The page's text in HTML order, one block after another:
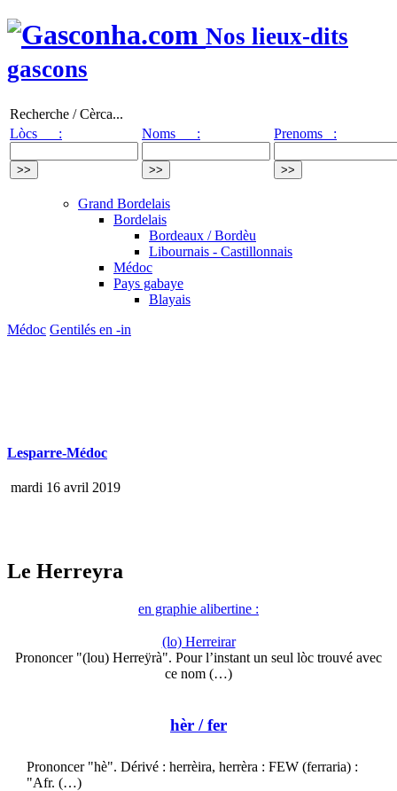
Nos lieux-dits
gascons
Recherche / Cèrca...
Lòcs :
Noms : Prenoms :
Grand Bordelais
Bordelais
Bordeaux / Bordèu
Libournais - Castillonnais
Médoc
Pays gabaye
Blayais
Médoc Gentilés en -in
Lesparre-Médoc
mardi 16 avril 2019
Le Herreyra
en graphie alibertine :
(lo) Herreirar
Prononcer "(lou) Herreÿrà". Pour l’instant un seul lòc trouvé avec
ce nom (…)
hèr / fer
Prononcer "hè". Dérivé : herrèira, herrèra : FEW (ferraria) :
"Afr. (…)